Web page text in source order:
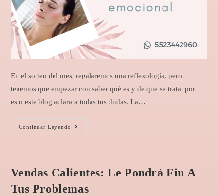
En el sorteo del mes, regalaremos una reflexología, pero
tenemos que empezar con saber qué es y de que se trata, por
esto este blog aclarara todas tus dudas. La…
Continuar Leyendo
Vendas Calientes: Le Pondrá Fin A
Tus Problemas